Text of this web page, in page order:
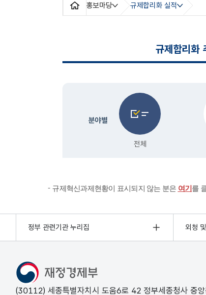
규제혁신과제현황이 표시되지 않는 분은 여기를
정부 관련기관 누리집 외청
(30112) 세종특별자치시 도움6로 42 정부세종청사 중앙